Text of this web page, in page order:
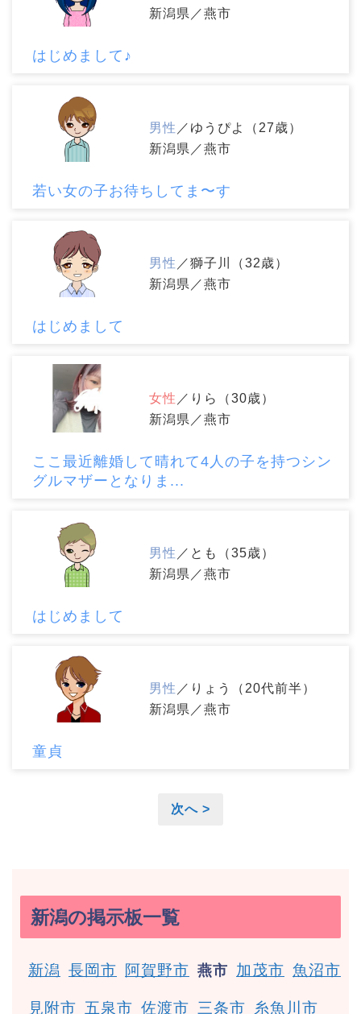
新潟県／燕市
はじめまして♪
男性 ／ゆうぴよ（27歳）
新潟県／燕市
若い女の子お待ちしてま〜す
男性 ／獅子川（32歳）
新潟県／燕市
はじめまして
女性 ／りら（30歳）
新潟県／燕市
ここ最近離婚して晴れて4人の子を持つシン
グルマザーとなりま...
男性 ／とも（35歳）
新潟県／燕市
はじめまして
男性 ／りょう（20代前半）
新潟県／燕市
童貞
次へ >
新潟の掲示板一覧
新潟 長岡市 阿賀野市 燕市 加茂市 魚沼市
見附市 五泉市 佐渡市 三条市 糸魚川市